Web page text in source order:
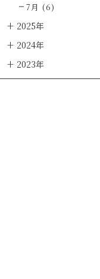
7月 (6)
2025年
2024年
2023年